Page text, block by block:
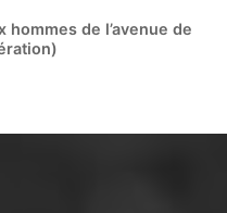
hommes de l’avenue de